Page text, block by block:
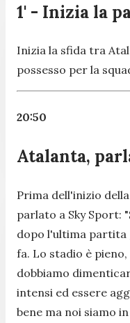
1' - Inizia la
Inizia la sfida tra
possesso per la
20:50
Atalanta,
Prima dell'inizio
parlato a Sky Sport:
dopo l'ultima partita
fa. Lo stadio è
dobbiamo
intensi ed essere
bene ma noi siamo